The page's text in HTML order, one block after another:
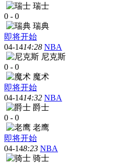
瑞士
0 - 0
瑞典
即将开始
04-1414:28 NBA
尼克斯
0 - 0
魔术
即将开始
04-1414:32 NBA
爵士
0 - 0
老鹰
即将开始
04-148:23 NBA
骑士